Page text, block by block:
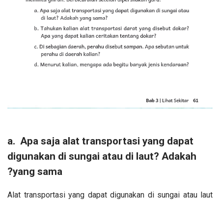
a. Apa saja alat transportasi yang dapat
digunakan di sungai atau di laut? Adakah
yang sama?
Alat transportasi yang dapat digunakan di sungai atau laut